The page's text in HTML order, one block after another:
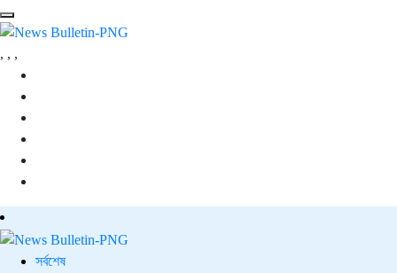
, , ,
সর্বশেষ